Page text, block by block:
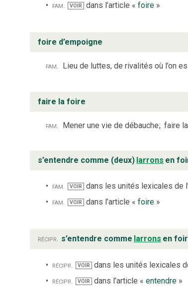
fam.
VOIR dans l’article « foire»
foire d’empoigne
fam. Lieu de luttes, de rivalités où l’on
faire la foire
fam. Mener une vie de débauche; faire
s’entendre comme (deux) larrons en
fam. VOIR dans les unités lexicales de
fam.
VOIR dans l’article « foire»
récipr. s’entendre comme larrons en
récipr. VOIR dans les unités lexicales
récipr.
VOIR dans l’article « entendre»